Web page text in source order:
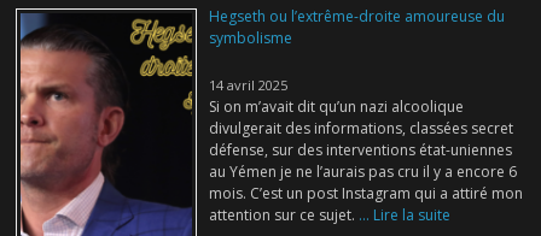
Hegseth ou l’extrême-droite amoureuse du
symbolisme
14 avril 2025
Si on m’avait dit qu’un nazi alcoolique
divulgerait des informations, classées secret
défense, sur des interventions état-uniennes
au Yémen je ne l’aurais pas cru il y a encore 6
mois. C’est un post Instagram qui a attiré mon
attention sur ce sujet. ... Lire la suite